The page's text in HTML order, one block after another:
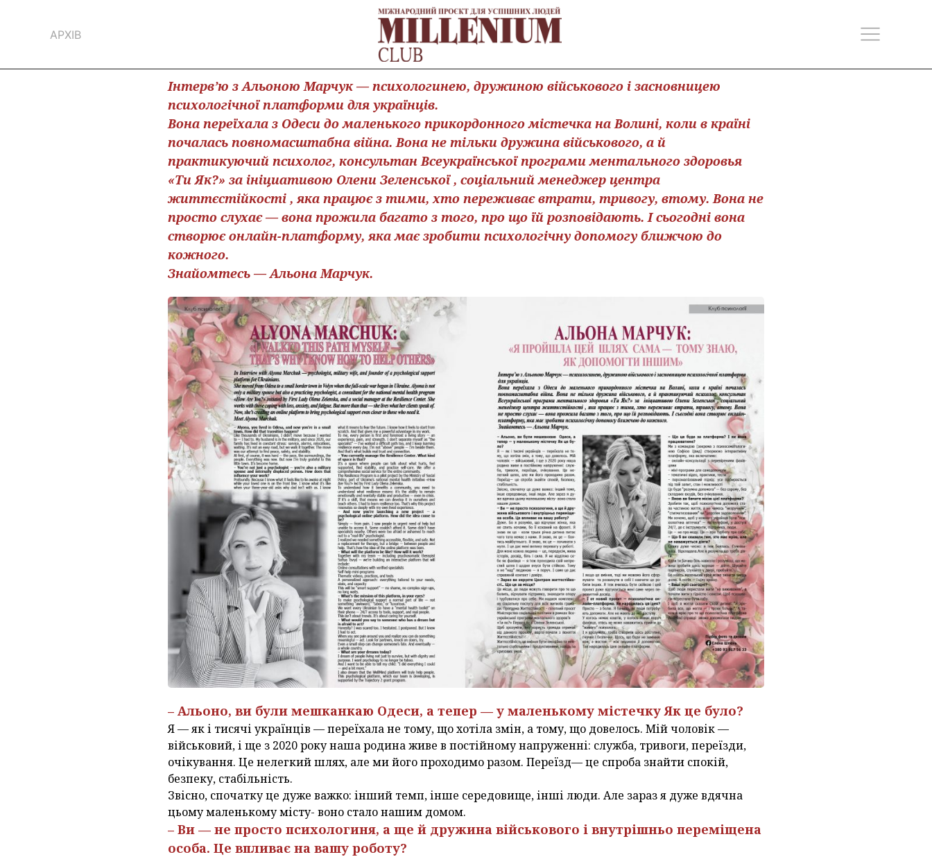
АРХІВ
Інтерв’ю з Альоною Марчук — психологинею, дружиною військового і засновницею
психологічної платформи для українців.
Вона переїхала з Одеси до маленького прикордонного містечка на Волині, коли в країні
почалась повномасштабна війна. Вона не тільки дружина військового, а й
практикуючий психолог, консультан Всеукраїнської програми ментального здоровья
«Ти Як?» за ініциативою Олени Зеленської , соціальний менеджер центра
життєстійкості , яка працює з тими, хто переживає втрати, тривогу, втому. Вона не
просто слухає — вона прожила багато з того, про що їй розповідають. І сьогодні вона
створює онлайн-платформу, яка має зробити психологічну допомогу ближчою до
кожного.
Знайомтесь — Альона Марчук.
– Альоно, ви були мешканкаю Одеси, а тепер — у маленькому містечку Як це було?
Я — як і тисячі українців — переїхала не тому, що хотіла змін, а тому, що довелось. Мій чоловік —
військовий, і ще з 2020 року наша родина живе в постійному напруженні: служба, тривоги, переїзди,
очікування. Це нелегкий шлях, але ми його проходимо разом. Переїзд— це спроба знайти спокій,
безпеку, стабільність.
Звісно, спочатку це дуже важко: інший темп, інше середовище, інші люди. Але зараз я дуже вдячна
цьому маленькому місту- воно стало нашим домом.
– Ви — не просто психологиня, а ще й дружина військового і внутрішньо переміщена
особа. Це впливає на вашу роботу?